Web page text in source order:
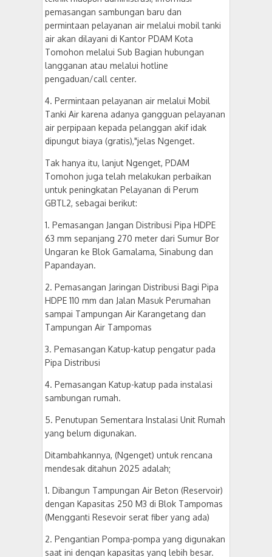
pemasangan sambungan baru dan
permintaan pelayanan air melalui mobil tanki
air akan dilayani di Kantor PDAM Kota
Tomohon melalui Sub Bagian hubungan
langganan atau melalui hotline
pengaduan/call center.
4. Permintaan pelayanan air melalui Mobil
Tanki Air karena adanya gangguan pelayanan
air perpipaan kepada pelanggan akif idak
dipungut biaya (gratis),"jelas Ngenget.
Tak hanya itu, lanjut Ngenget, PDAM
Tomohon juga telah melakukan perbaikan
untuk peningkatan Pelayanan di Perum
GBTL2, sebagai berikut:
1. Pemasangan Jangan Distribusi Pipa HDPE
63 mm sepanjang 270 meter dari Sumur Bor
Ungaran ke Blok Gamalama, Sinabung dan
Papandayan.
2. Pemasangan Jaringan Distribusi Bagi Pipa
HDPE 110 mm dan Jalan Masuk Perumahan
sampai Tampungan Air Karangetang dan
Tampungan Air Tampomas
3. Pemasangan Katup-katup pengatur pada
Pipa Distribusi
4. Pemasangan Katup-katup pada instalasi
sambungan rumah.
5. Penutupan Sementara Instalasi Unit Rumah
yang belum digunakan.
Ditambahkannya, (Ngenget) untuk rencana
mendesak ditahun 2025 adalah;
1. Dibangun Tampungan Air Beton (Reservoir)
dengan Kapasitas 250 M3 di Blok Tampomas
(Mengganti Resevoir serat fiber yang ada)
2. Pengantian Pompa-pompa yang digunakan
saat ini dengan kapasitas yang lebih besar.